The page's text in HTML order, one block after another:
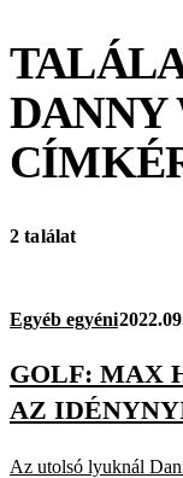
2 találat
Egyéb egyéni
GOLF: MAX
AZ
Az utolsó lyuknál